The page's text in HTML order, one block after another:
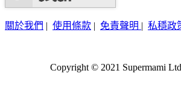
關於我們 | 使用條款 | 免責聲明 | 私穩政
Copyright © 2021 Supermami